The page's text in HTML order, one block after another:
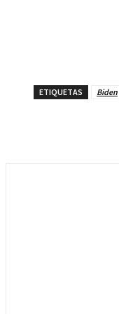
ETIQUETAS Biden